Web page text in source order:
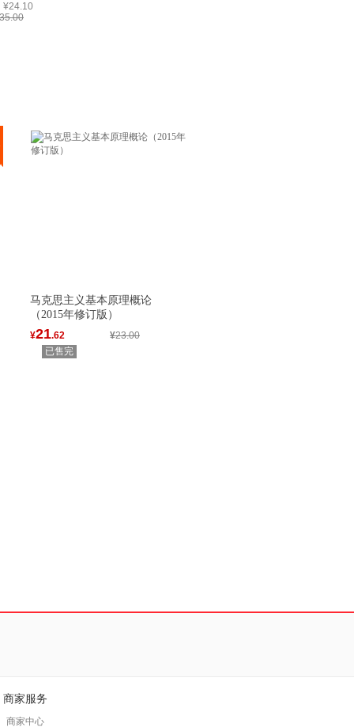
¥24.10
马克思主义基本原理概论
（2015年修订版）
¥21.62 ¥23.00
已售完
商家服务
商家中心